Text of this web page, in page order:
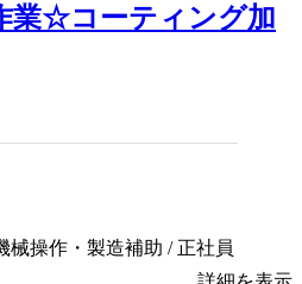
業☆コーティング加
械操作・製造補助 / 正社員